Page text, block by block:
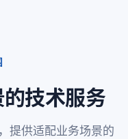
技术服务
提供适配业务场景的